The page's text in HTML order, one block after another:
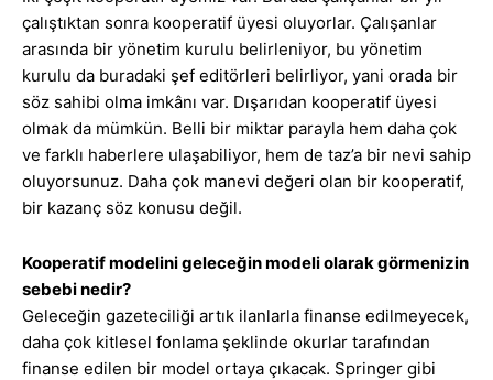
çalıştıktan sonra kooperatif üyesi oluyorlar. Çalışanlar
arasında bir yönetim kurulu belirleniyor, bu yönetim
kurulu da buradaki şef editörleri belirliyor, yani orada bir
söz sahibi olma imkânı var. Dışarıdan kooperatif üyesi
olmak da mümkün. Belli bir miktar parayla hem daha çok
ve farklı haberlere ulaşabiliyor, hem de taz’a bir nevi sahip
oluyorsunuz. Daha çok manevi değeri olan bir kooperatif,
bir kazanç söz konusu değil.
Kooperatif modelini geleceğin modeli olarak görmenizin
sebebi nedir?
Geleceğin gazeteciliği artık ilanlarla finanse edilmeyecek,
daha çok kitlesel fonlama şeklinde okurlar tarafından
finanse edilen bir model ortaya çıkacak. Springer gibi